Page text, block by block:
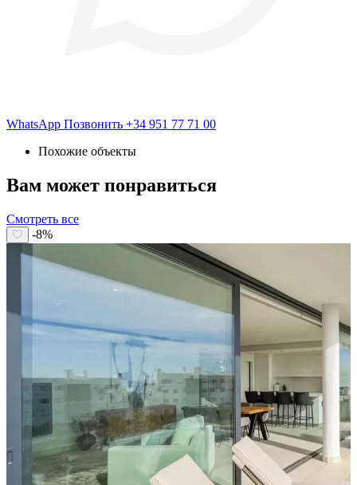
WhatsApp Позвонить +34 951 77 71 00
Похожие объекты
Вам может понравиться
Смотреть все
-8%